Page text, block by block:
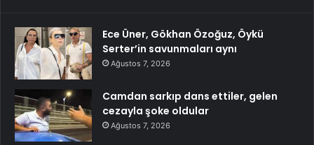
Ece Üner, Gökhan Özoğuz, Öykü
Serter’in savunmaları aynı
Ağustos 7, 2026
Camdan sarkıp dans ettiler, gelen
cezayla şoke oldular
Ağustos 7, 2026